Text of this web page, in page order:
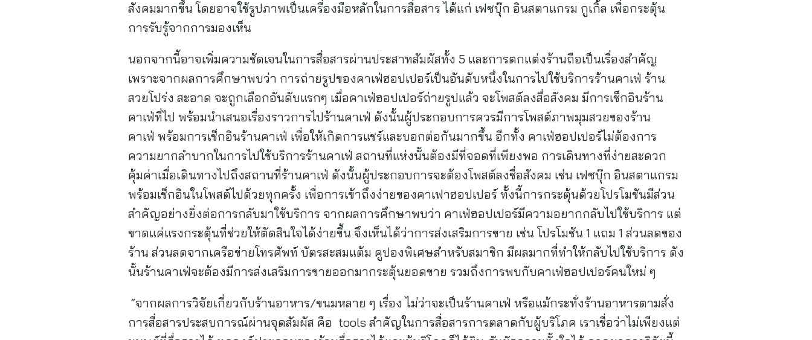
สังคมมากขึ้น โดยอาจใช้รูปภาพเป็นเครื่องมือหลักในการสื่อสาร ได้แก่ เฟซบุ๊ก อินสตาแกรม กูเกิ้ล เพื่อกระตุ้น
การรับรู้จากการมองเห็น
นอกจากนี้อาจเพิ่มความชัดเจนในการสื่อสารผ่านประสาทสัมผัสทั้ง 5 และการตกแต่งร้านถือเป็นเรื่องสำคัญ
เพราะจากผลการศึกษาพบว่า การถ่ายรูปของคาเฟ่ฮอปเปอร์เป็นอันดับหนึ่งในการไปใช้บริการร้านคาเฟ่ ร้าน
สวยโปร่ง สะอาด จะถูกเลือกอันดับแรกๆ เมื่อคาเฟ่ฮอปเปอร์ถ่ายรูปแล้ว จะโพสต์ลงสื่อสังคม มีการเช็กอินร้าน
คาเฟ่ที่ไป พร้อมนำเสนอเรื่องราวการไปร้านคาเฟ่ ดังนั้นผู้ประกอบการควรมีการโพสต์ภาพมุมสวยของร้าน
คาเฟ่ พร้อมการเช็กอินร้านคาเฟ่ เพื่อให้เกิดการแชร์และบอกต่อกันมากขึ้น อีกทั้ง คาเฟ่ฮอปเปอร์ไม่ต้องการ
ความยากลำบากในการไปใช้บริการร้านคาเฟ่ สถานที่แห่งนั้นต้องมีที่จอดที่เพียงพอ การเดินทางที่ง่ายสะดวก
คุ้มค่าเมื่อเดินทางไปถึงสถานที่ร้านคาเฟ่ ดังนั้นผู้ประกอบการจะต้องโพสต์ลงชื่อสังคม เช่น เฟซบุ๊ก อินสตาแกรม
พร้อมเช็กอินในโพสต์ไปด้วยทุกครั้ง เพื่อการเข้าถึงง่ายของคาเฟาฮอปเปอร์ ทั้งนี้การกระตุ้นด้วยโปรโมชันมีส่วน
สำคัญอย่างยิ่งต่อการกลับมาใช้บริการ จากผลการศึกษาพบว่า คาเฟ่ฮอปเปอร์มีความอยากกลับไปใช้บริการ แต่
ขาดแค่แรงกระตุ้นที่ช่วยให้ตัดสินใจได้ง่ายขึ้น จึงเห็นได้ว่าการส่งเสริมการขาย เช่น โปรโมชัน 1 แถม 1 ส่วนลดของ
ร้าน ส่วนลดจากเครือข่ายโทรศัพท์ บัตรสะสมแต้ม คูปองพิเศษสำหรับสมาชิก มีผลมากที่ทำให้กลับไปใช้บริการ ดัง
นั้นร้านคาเฟ่จะต้องมีการส่งเสริมการขายออกมากระตุ้นยอดขาย รวมถึงการพบกับคาเฟ่ฮอปเปอร์คนใหม่ ๆ
“จากผลการวิจัยเกี่ยวกับร้านอาหาร/ขนมหลาย ๆ เรื่อง ไม่ว่าจะเป็นร้านคาเฟ่ หรือแม้กระทั่งร้านอาหารตามสั่ง
การสื่อสารประสบการณ์ผ่านจุดสัมผัส คือ tools สำคัญในการสื่อสารการตลาดกับผู้บริโภค เราเชื่อว่าไม่เพียงแต่